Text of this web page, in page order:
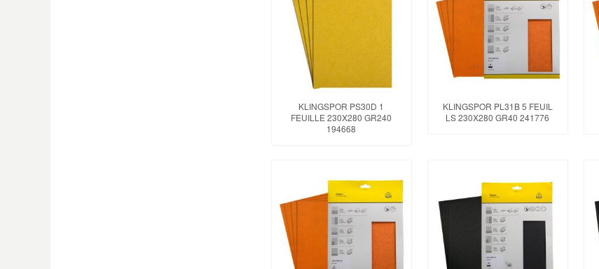
KLINGSPOR PS30D 1
FEUILLE 230X280 GR240
194668
KLINGSPOR PL31B 5 FEUIL
LS 230X280 GR40 241776